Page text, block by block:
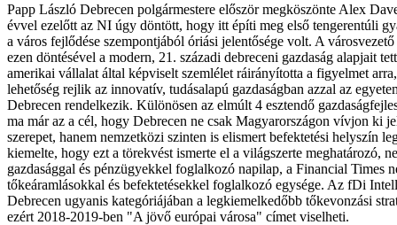
Papp László Debrecen polgármestere először megköszönte Alex
évvel ezelőtt az NI úgy döntött, hogy itt építi meg első tengerentúli
a város fejlődése szempontjából óriási jelentősége volt. A
ezen döntésével a modern, 21. századi debreceni gazdaság alapjait
amerikai vállalat által képviselt szemlélet ráirányította a figyelmet
lehetőség rejlik az innovatív, tudásalapú gazdaságban azzal az
Debrecen rendelkezik. Különösen az elmúlt 4 esztendő
ma már az a cél, hogy Debrecen ne csak Magyarországon vívjon ki
szerepet, hanem nemzetközi szinten is elismert befektetési helyszín
kiemelte, hogy ezt a törekvést ismerte el a világszerte meghatározó,
gazdasággal és pénzügyekkel foglalkozó napilap, a Financial Times
tőkeáramlásokkal és befektetésekkel foglalkozó egysége. Az fDi
Debrecen ugyanis kategóriájában a legkiemelkedőbb tőkevonzási
ezért 2018-2019-ben "A jövő európai városa" címet viselheti.